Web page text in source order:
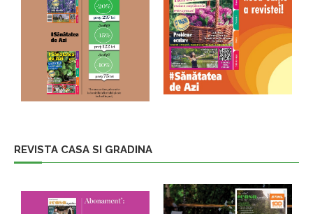
REVISTA CASA SI GRADINA